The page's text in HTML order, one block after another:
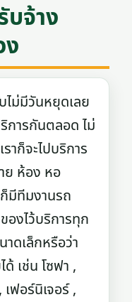
จ้าง
ม่มีวันหยุดเลย
การกันตลอด ไม่
าก็จะไปบริการ
ย ห้อง หอ
มีทีมงานรถ
งไว้บริการทุก
าดเล็กหรือว่า
เช่น โซฟา ,
ฟอร์นิเจอร์ ,